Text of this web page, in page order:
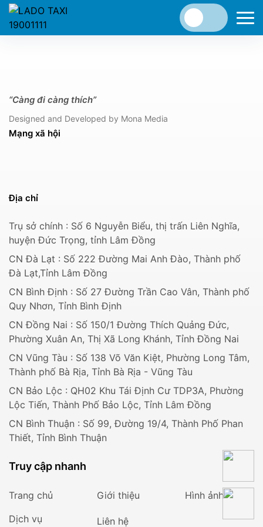
“Càng đi càng thích”
Designed and Developed by Mona Media
Mạng xã hội
Địa chỉ
Trụ sở chính : Số 6 Nguyễn Biểu, thị trấn Liên Nghĩa,
huyện Đức Trọng, tỉnh Lâm Đồng
CN Đà Lạt : Số 222 Đường Mai Anh Đào, Thành phố
Đà Lạt,Tỉnh Lâm Đồng
CN Bình Định : Số 27 Đường Trần Cao Vân, Thành phố
Quy Nhơn, Tỉnh Bình Định
CN Đồng Nai : Số 150/1 Đường Thích Quảng Đức,
Phường Xuân An, Thị Xã Long Khánh, Tỉnh Đồng Nai
CN Vũng Tàu : Số 138 Võ Văn Kiệt, Phường Long Tâm,
Thành phố Bà Rịa, Tỉnh Bà Rịa - Vũng Tàu
CN Bảo Lộc : QH02 Khu Tái Định Cư TDP3A, Phường
Lộc Tiến, Thành Phố Bảo Lộc, Tỉnh Lâm Đồng
CN Bình Thuận : Số 99, Đường 19/4, Thành Phố Phan
Thiết, Tỉnh Bình Thuận
Truy cập nhanh
Trang chủ Giới thiệu
Hình ảnh
Dịch vụ
Liên hệ